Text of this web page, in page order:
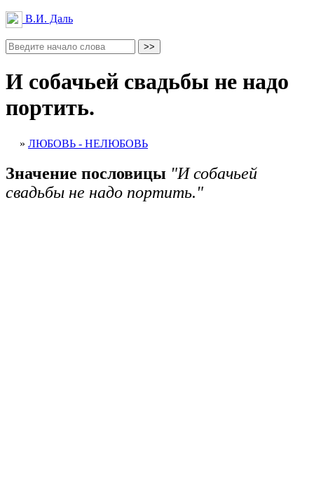
В.И. Даль
И собачьей свадьбы не надо
портить.
» ЛЮБОВЬ - НЕЛЮБОВЬ
Значение пословицы "И собачьей
свадьбы не надо портить."